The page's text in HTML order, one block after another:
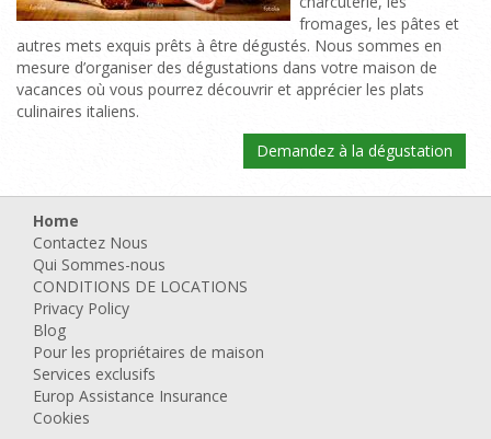
fromages, les pâtes et
autres mets exquis prêts à être dégustés. Nous sommes en
mesure d’organiser des dégustations dans votre maison de
vacances où vous pourrez découvrir et apprécier les plats
culinaires italiens.
Demandez à la dégustation
Home
Contactez Nous
Qui Sommes-nous
CONDITIONS DE LOCATIONS
Privacy Policy
Blog
Pour les propriétaires de maison
Services exclusifs
Europ Assistance Insurance
Cookies